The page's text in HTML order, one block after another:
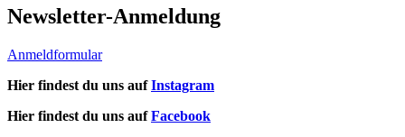
Newsletter-Anmeldung
Anmeldformular
Hier findest du uns aufInstagram
Hier findest du uns aufFacebook